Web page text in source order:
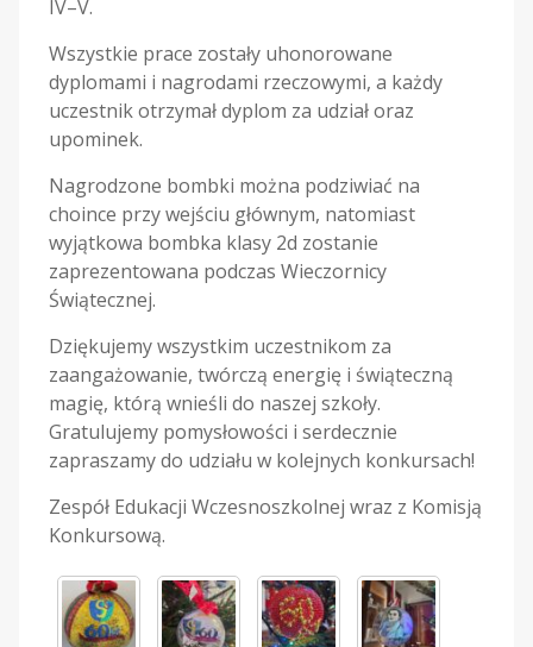
IV–V.
Wszystkie prace zostały uhonorowane
dyplomami i nagrodami rzeczowymi, a każdy
uczestnik otrzymał dyplom za udział oraz
upominek.
Nagrodzone bombki można podziwiać na
choince przy wejściu głównym, natomiast
wyjątkowa bombka klasy 2d zostanie
zaprezentowana podczas Wieczornicy
Świątecznej.
Dziękujemy wszystkim uczestnikom za
zaangażowanie, twórczą energię i świąteczną
magię, którą wnieśli do naszej szkoły.
Gratulujemy pomysłowości i serdecznie
zapraszamy do udziału w kolejnych konkursach!
Zespół Edukacji Wczesnoszkolnej wraz z Komisją
Konkursową.